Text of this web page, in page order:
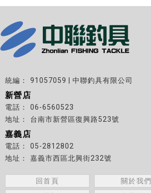
91057059 | 中聯釣具有限公司
新營店
06-6560523
台南市新營區復興路523號
嘉義店
05-2812802
嘉義市西區北興街232號
回首頁
關於我們